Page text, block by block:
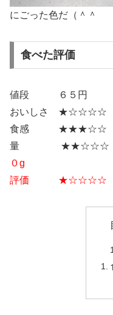
にごった色だ（＾＾
食べた評価
値段 ６５円
おいしさ ★☆☆☆☆
食感 ★★★☆☆
量
０g
評価 ★☆☆☆☆